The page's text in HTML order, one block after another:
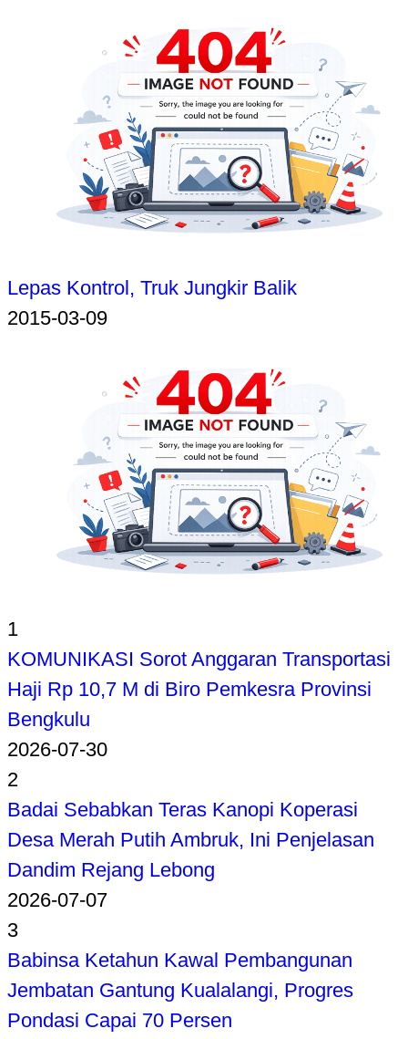
Lepas Kontrol, Truk Jungkir Balik
2015-03-09
1
KOMUNIKASI Sorot Anggaran Transportasi
Haji Rp 10,7 M di Biro Pemkesra Provinsi
Bengkulu
2026-07-30
2
Badai Sebabkan Teras Kanopi Koperasi
Desa Merah Putih Ambruk, Ini Penjelasan
Dandim Rejang Lebong
2026-07-07
3
Babinsa Ketahun Kawal Pembangunan
Jembatan Gantung Kualalangi, Progres
Pondasi Capai 70 Persen